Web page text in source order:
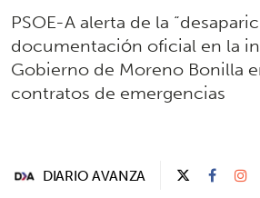
PSOE-A alerta de la
documentación oficial en la
Gobierno de Moreno Bonilla
contratos de emergencias
DIARIO AVANZA